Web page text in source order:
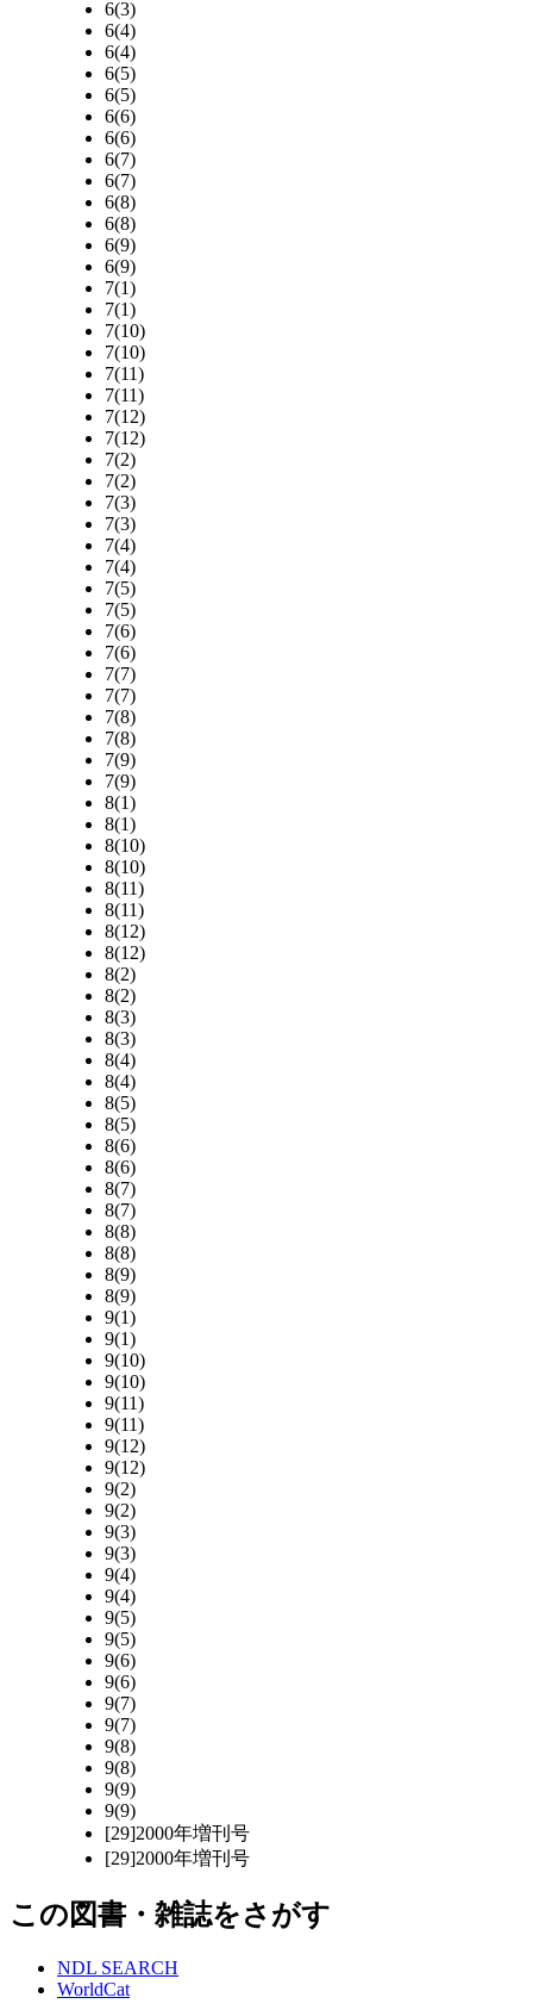
6(3)
6(4)
6(4)
6(5)
6(5)
6(6)
6(6)
6(7)
6(7)
6(8)
6(8)
6(9)
6(9)
7(1)
7(1)
7(10)
7(10)
7(11)
7(11)
7(12)
7(12)
7(2)
7(2)
7(3)
7(3)
7(4)
7(4)
7(5)
7(5)
7(6)
7(6)
7(7)
7(7)
7(8)
7(8)
7(9)
7(9)
8(1)
8(1)
8(10)
8(10)
8(11)
8(11)
8(12)
8(12)
8(2)
8(2)
8(3)
8(3)
8(4)
8(4)
8(5)
8(5)
8(6)
8(6)
8(7)
8(7)
8(8)
8(8)
8(9)
8(9)
9(1)
9(1)
9(10)
9(10)
9(11)
9(11)
9(12)
9(12)
9(2)
9(2)
9(3)
9(3)
9(4)
9(4)
9(5)
9(5)
9(6)
9(6)
9(7)
9(7)
9(8)
9(8)
9(9)
9(9)
[29]2000年増刊号
[29]2000年増刊号
この図書・雑誌をさがす
NDL SEARCH
WorldCat